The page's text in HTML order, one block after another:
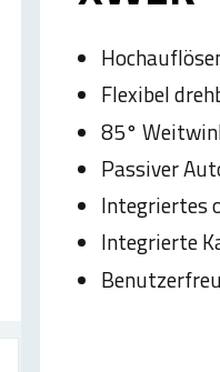
Flexibel
85°
Passiver
Integriertes
Integrierte